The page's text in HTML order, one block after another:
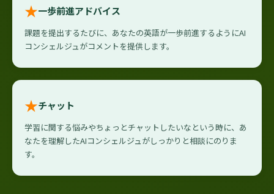
★一歩前進アドバイス
課題を提出するたびに、あなたの英語が一歩前進するようにAI
コンシェルジュがコメントを提供します。
★チャット
学習に関する悩みやちょっとチャットしたいなという時に、あ
なたを理解したAIコンシェルジュがしっかりと相談にのりま
す。